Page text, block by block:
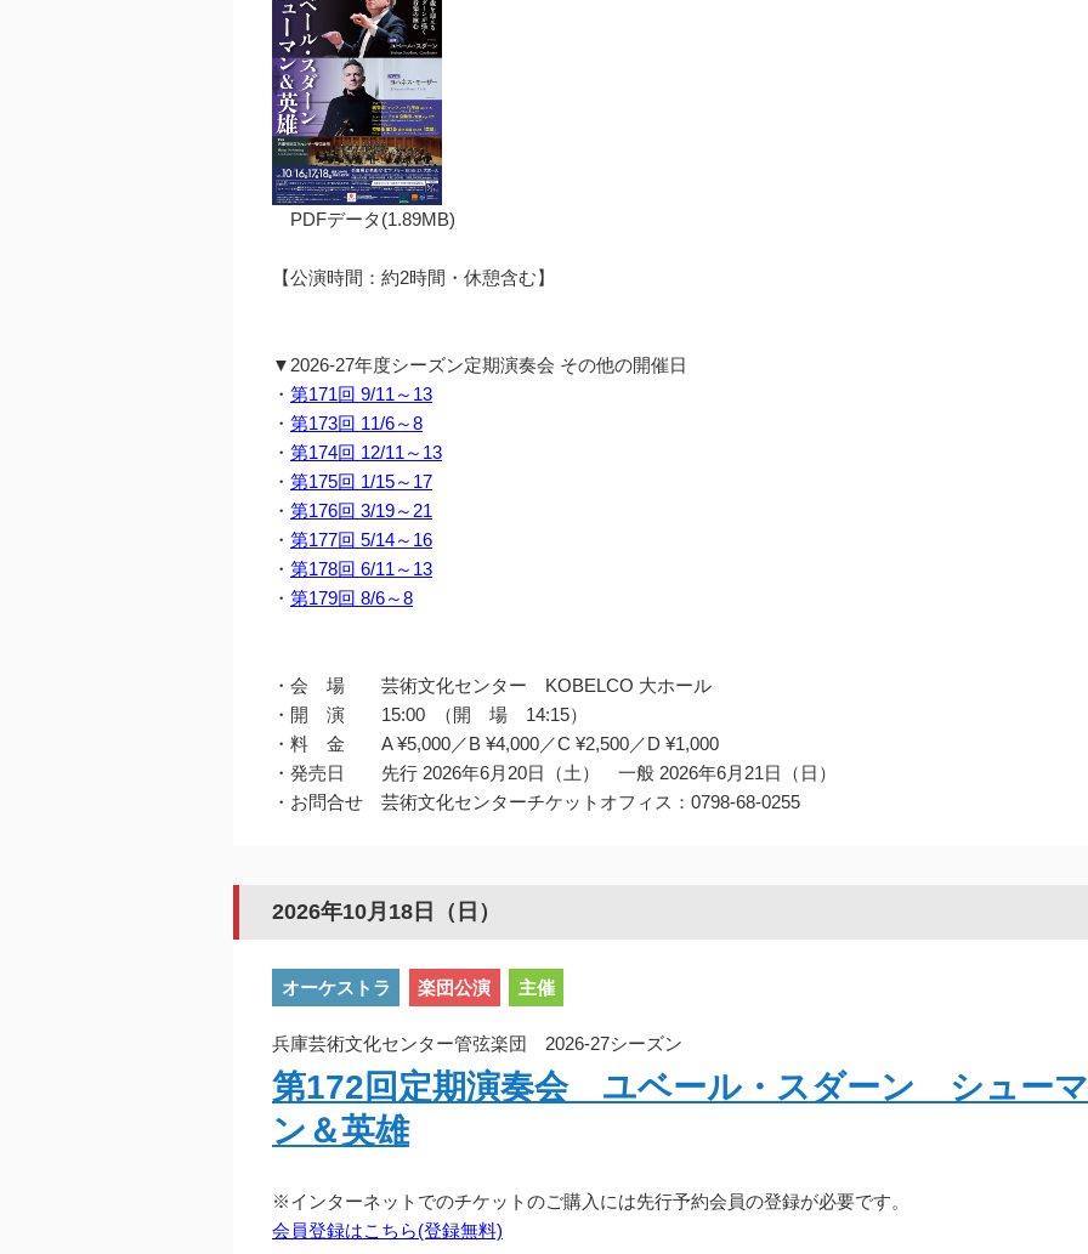
PDFデータ(1.89MB)
【公演時間：約2時間・休憩含む】
▼2026-27年度シーズン定期演奏会 その他の開催日
・ 第171回 9/11～13
・ 第173回 11/6～8
・ 第174回 12/11～13
・ 第175回 1/15～17
・ 第176回 3/19～21
・ 第177回 5/14～16
・ 第178回 6/11～13
・ 第179回 8/6～8
・会 場 芸術文化センター KOBELCO 大ホール
・開 演 15:00 （開 場 14:15）
・料 金 A ¥5,000／B ¥4,000／C ¥2,500／D ¥1,000
・発売日 先行 2026年6月20日（土） 一般 2026年6月21日（日）
・お問合せ 芸術文化センターチケットオフィス：0798-68-0255
2026年10月18日（日）
オーケストラ 楽団公演 主催
兵庫芸術文化センター管弦楽団 2026-27シーズン
第172回定期演奏会 ユベール・スダーン シューマ
ン＆英雄
※インターネットでのチケットのご購入には先行予約会員の登録が必要です。
会員登録はこちら(登録無料)